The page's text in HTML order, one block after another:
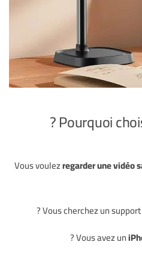
regarder une vidéo
?
?